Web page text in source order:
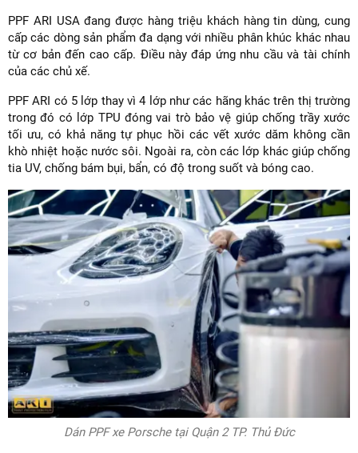
PPF ARI USA đang được hàng triệu khách hàng tin dùng, cung
cấp các dòng sản phẩm đa dạng với nhiều phân khúc khác nhau
từ cơ bản đến cao cấp. Điều này đáp ứng nhu cầu và tài chính
của các chủ xế.
PPF ARI có 5 lớp thay vì 4 lớp như các hãng khác trên thị trường
trong đó có lớp TPU đóng vai trò bảo vệ giúp chống trầy xước
tối ưu, có khả năng tự phục hồi các vết xước dăm không cần
khò nhiệt hoặc nước sôi. Ngoài ra, còn các lớp khác giúp chống
tia UV, chống bám bụi, bẩn, có độ trong suốt và bóng cao.
Dán PPF xe Porsche tại Quận 2 TP. Thủ Đức